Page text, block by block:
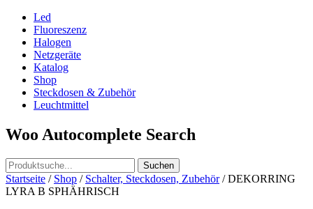
Led
Fluoreszenz
Halogen
Netzgeräte
Katalog
Shop
Steckdosen & Zubehör
Leuchtmittel
Woo Autocomplete Search
Startseite / Shop / Schalter, Steckdosen, Zubehör/ DEKORRING
LYRA B SPHÄHRISCH